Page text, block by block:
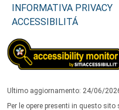
INFORMATIVA PRIVACY
ACCESSIBILITÁ
Ultimo aggiornamento: 24/06/
Per le opere presenti in questo